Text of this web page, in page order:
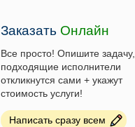
Заказать Онлайн
Все просто! Опишите задачу,
подходящие исполнители
откликнутся сами + укажут
стоимость услуги!
Написать сразу всем